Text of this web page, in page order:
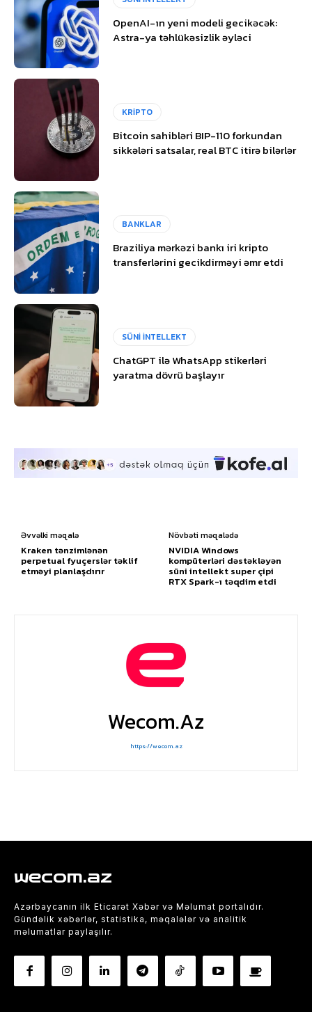
OpenAI-ın yeni modeli gecikəcək:
Astra-ya təhlükəsizlik əyləci
KRİPTO
Bitcoin sahibləri BIP-110 forkundan
sikkələri satsalar, real BTC itirə bilərlər
BANKLAR
Braziliya mərkəzi bankı iri kripto
transferlərini gecikdirməyi əmr etdi
SÜNİ İNTELLEKT
ChatGPT ilə WhatsApp stikerləri
yaratma dövrü başlayır
Əvvəlki məqalə
Kraken tənzimlənən
perpetual fyuçerslər təklif
etməyi planlaşdırır
Növbəti məqalədə
NVIDIA Windows
kompüterləri dəstəkləyən
süni intellekt super çipi
RTX Spark-ı təqdim etdi
Wecom.az
https://wecom.az
wecom.az
Azərbaycanın ilk Eticarət Xəbər və Məlumat portalıdır.
Gündəlik xəbərlər, statistika, məqalələr və analitik
məlumatlar paylaşılır.